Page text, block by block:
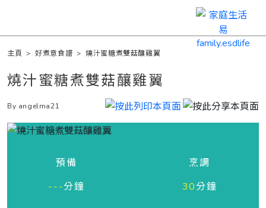
主頁 >好煮意食譜 >燒汁蜜糖煮雙菇釀雞翼
燒汁蜜糖煮雙菇釀雞翼
By angelma21
預備
---分鐘
烹調
30分鐘